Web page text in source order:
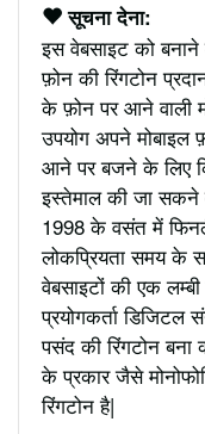
सूचना देना:
इस वेबसाइट को बनाने
फ़ोन की रिंगटोन
के फ़ोन पर आने वाली
उपयोग अपने मोबाइल
आने पर बजने के लिए
इस्तेमाल की जा सकने
1998 के वसंत में
लोकप्रियता समय के
वेबसाइटों की एक
प्रयोगकर्ता डिजिटल
पसंद की रिंगटोन
के प्रकार जैसे
रिंगटोन है|